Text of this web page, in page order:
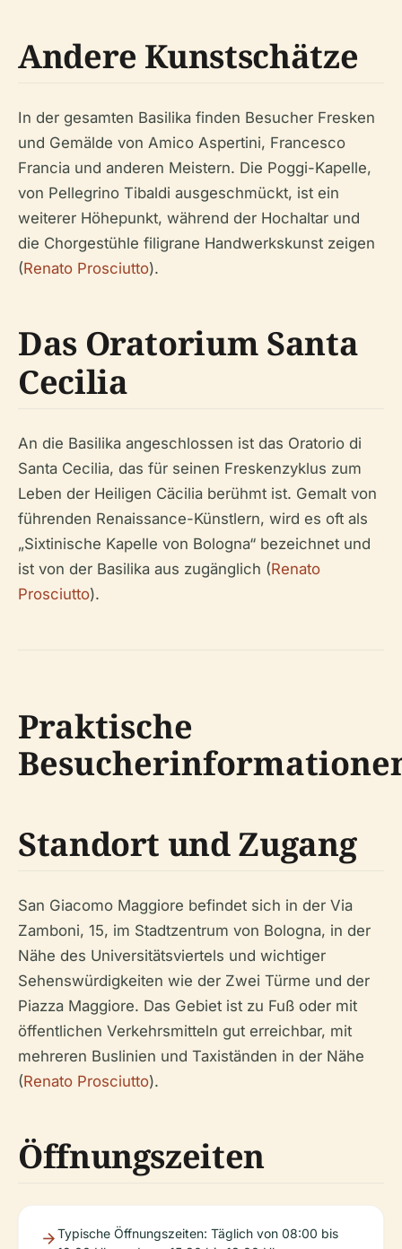
Andere Kunstschätze
In der gesamten Basilika finden Besucher Fresken
und Gemälde von Amico Aspertini, Francesco
Francia und anderen Meistern. Die Poggi-Kapelle,
von Pellegrino Tibaldi ausgeschmückt, ist ein
weiterer Höhepunkt, während der Hochaltar und
die Chorgestühle filigrane Handwerkskunst zeigen
(Renato Prosciutto).
Das Oratorium Santa
Cecilia
An die Basilika angeschlossen ist das Oratorio di
Santa Cecilia, das für seinen Freskenzyklus zum
Leben der Heiligen Cäcilia berühmt ist. Gemalt von
führenden Renaissance-Künstlern, wird es oft als
„Sixtinische Kapelle von Bologna“ bezeichnet und
ist von der Basilika aus zugänglich (Renato
Prosciutto).
Praktische
Standort und Zugang
San Giacomo Maggiore befindet sich in der Via
Zamboni, 15, im Stadtzentrum von Bologna, in der
Nähe des Universitätsviertels und wichtiger
Sehenswürdigkeiten wie der Zwei Türme und der
Piazza Maggiore. Das Gebiet ist zu Fuß oder mit
öffentlichen Verkehrsmitteln gut erreichbar, mit
mehreren Buslinien und Taxiständen in der Nähe
(Renato Prosciutto).
Öffnungszeiten
Typische Öffnungszeiten: Täglich von 08:00 bis